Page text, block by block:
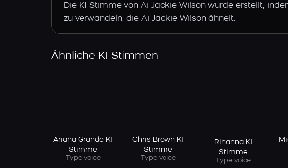
Die KI Stimme von Ai Jackie Wilson wurde erstellt,
zu verwandeln, die Ai Jackie Wilson ähnelt.
Ähnliche KI Stimmen
Ariana Grande KI
Stimme
Type voice
Chris Brown KI
Stimme
Type voice
Rihanna KI
Stimme
Type voice